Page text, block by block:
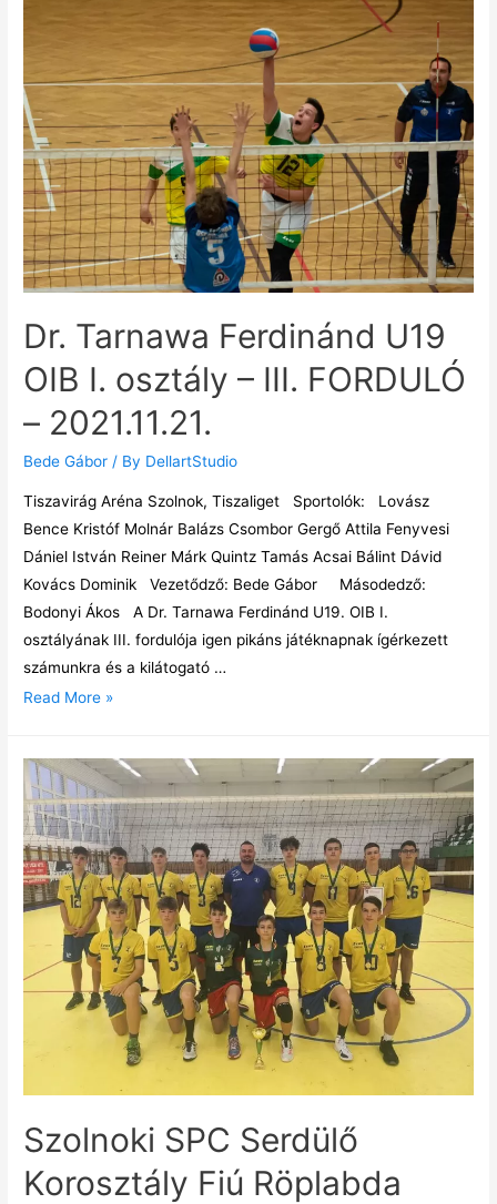
Dr. Tarnawa Ferdinánd U19
OIB I. osztály – III. FORDULÓ
– 2021.11.21.
Bede Gábor / By DellartStudio
Tiszavirág Aréna Szolnok, Tiszaliget Sportolók: Lovász
Bence Kristóf Molnár Balázs Csombor Gergő Attila Fenyvesi
Dániel István Reiner Márk Quintz Tamás Acsai Bálint Dávid
Kovács Dominik Vezetődző: Bede Gábor Másodedző:
Bodonyi Ákos A Dr. Tarnawa Ferdinánd U19. OIB I.
osztályának III. fordulója igen pikáns játéknapnak ígérkezett
számunkra és a kilátogató …
Read More »
Szolnoki SPC Serdülő
Korosztály Fiú Röplabda